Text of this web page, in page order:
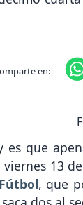
en:
que
13
, que